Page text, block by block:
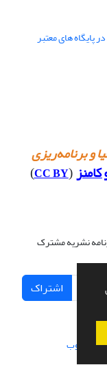
پایگاه های معتبر
و برنامه‌ریزی
کامنز (
CC BY
)
نشریه مشترک
اشتراک
سیناوب